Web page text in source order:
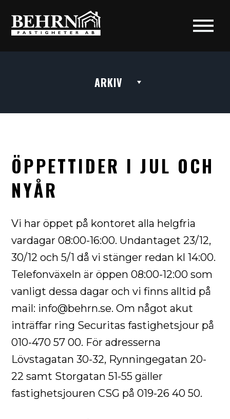
ÖPPETTIDER I JUL OCH
NYÅR
Vi har öppet på kontoret alla helgfria
vardagar 08:00-16:00. Undantaget 23/12,
30/12 och 5/1 då vi stänger redan kl 14:00.
Telefonväxeln är öppen 08:00-12:00 som
vanligt dessa dagar och vi finns alltid på
mail: info@behrn.se. Om något akut
inträffar ring Securitas fastighetsjour på
010-470 57 00. För adresserna
Lövstagatan 30-32, Rynningegatan 20-
22 samt Storgatan 51-55 gäller
fastighetsjouren CSG på 019-26 40 50.
ARKIV